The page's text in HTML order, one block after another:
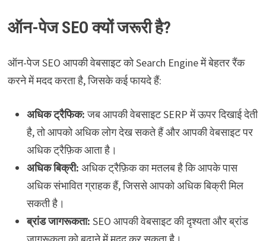
ऑन-पेज SEO क्यों जरूरी है?
ऑन-पेज SEO आपकी वेबसाइट को Search Engine में बेहतर रैंक
करने में मदद करता है, जिसके कई फायदे हैं:
अधिक ट्रैफिक:जब आपकी वेबसाइट SERP में ऊपर दिखाई देती
है, तो आपको अधिक लोग देख सकते हैं और आपकी वेबसाइट पर
अधिक ट्रैफ़िक आता है।
अधिक बिक्री: अधिक ट्रैफ़िक का मतलब है कि आपके पास
अधिक संभावित ग्राहक हैं, जिससे आपको अधिक बिक्री मिल
सकती है।
ब्रांड जागरूकता: SEO आपकी वेबसाइट की दृश्यता और ब्रांड